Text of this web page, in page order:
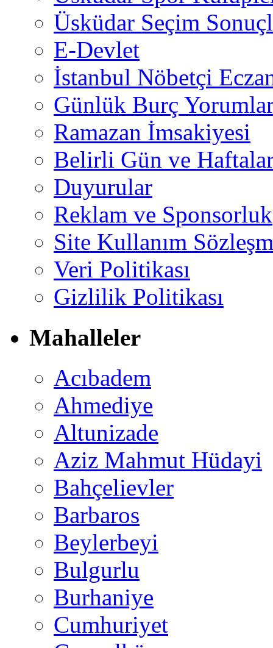
Üsküdar Seçim
E-Devlet
İstanbul Nöbetçi
Günlük Burç
Ramazan İmsakiyesi
Belirli Gün ve
Duyurular
Reklam ve Sponsorluk
Site Kullanım
Veri Politikası
Gizlilik Politikası
Mahalleler
Acıbadem
Ahmediye
Altunizade
Aziz Mahmut Hüdayi
Bahçelievler
Barbaros
Beylerbeyi
Bulgurlu
Burhaniye
Cumhuriyet